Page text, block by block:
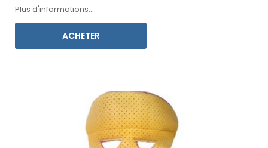
Plus d'informations...
ACHETER